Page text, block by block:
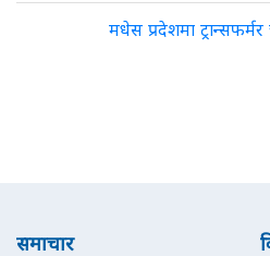
मधेस प्रदेशमा
समाचार